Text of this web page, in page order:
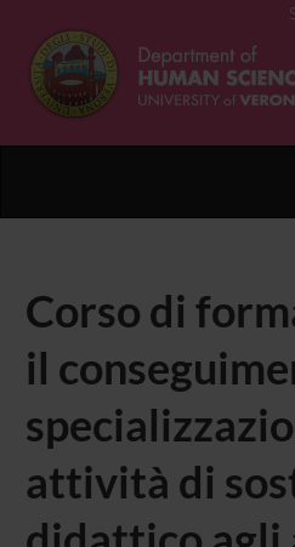
Corso di
il
attività di